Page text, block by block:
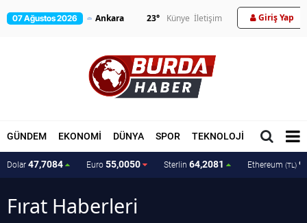
07 Ağustos 2026 23° Künye İletişim Giriş Yap
GÜNDEM EKONOMİ DÜNYA SPOR TEKNOLOJİ MAGAZİN
Dolar 47,7084 Euro 55,0050 Sterlin 64,2081 Ethereum (TL)
Fırat Haberleri